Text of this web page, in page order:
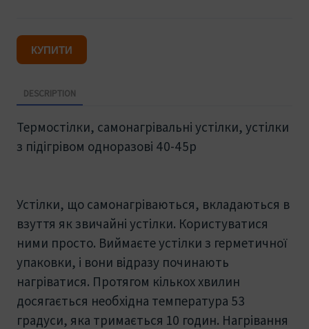
КУПИТИ
DESCRIPTION
Термостілки, самонагрівальні устілки, устілки
з підігрівом одноразові 40-45р
Устілки, що самонагріваються, вкладаються в
взуття як звичайні устілки. Користуватися
ними просто. Виймаєте устілки з герметичної
упаковки, і вони відразу починають
нагріватися. Протягом кількох хвилин
досягається необхідна температура 53
градуси, яка тримається 10 годин. Нагрівання